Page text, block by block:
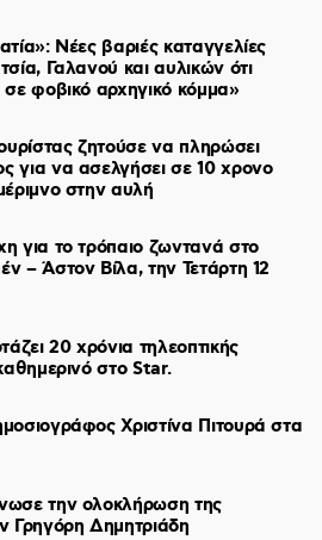
Νέες βαριές καταγγελίες
Γαλανού και αυλικών ότι
φοβικό αρχηγικό κόμμα»
ζητούσε να πληρώσει
για να ασελγήσει σε 10 χρονο
στην αυλή
για το τρόπαιο ζωντανά στο
– Άστον Βίλα, την Τετάρτη 12
20 χρόνια τηλεοπτικής
στο Star.
Χριστίνα Πιτουρά στα
την ολοκλήρωση της
Γρηγόρη Δημητριάδη